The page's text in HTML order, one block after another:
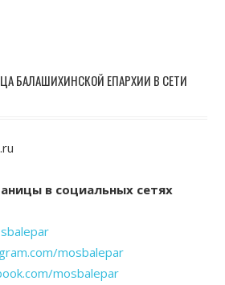
БАЛАШИХИНСКОЙ ЕПАРХИИ В СЕТИ
в социальных сетях
mosbalepar
mosbalepar